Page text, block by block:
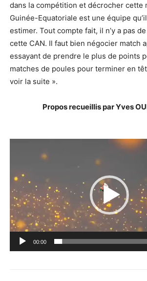
dans la compétition et décrocher cette
Guinée-Equatoriale est une équipe
estimer. Tout compte fait, il n’y a pas
cette CAN. Il faut bien négocier match
essayant de prendre le plus de points
matches de poules pour terminer en
voir la suite ».
Propos recueillis par Yves
Lecteur
00:00